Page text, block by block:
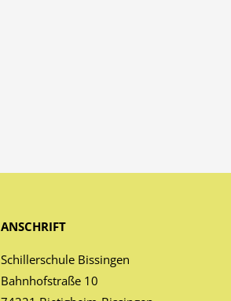
ANSCHRIFT
Schillerschule Bissingen
Bahnhofstraße 10